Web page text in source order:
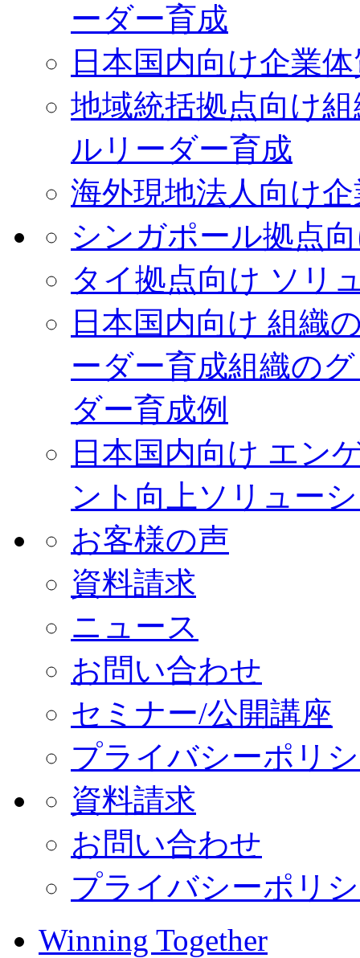
ーダー育成
日本国内向け企業
地域統括拠点向け
ルリーダー育成
海外現地法人向け
シンガポール拠点
タイ拠点向け ソリ
日本国内向け 組織
ーダー育成組織の
ダー育成例
日本国内向け エン
ント向上ソリュー
お客様の声
資料請求
ニュース
お問い合わせ
セミナー/公開講座
プライバシーポリ
資料請求
お問い合わせ
プライバシーポリ
Winning Together